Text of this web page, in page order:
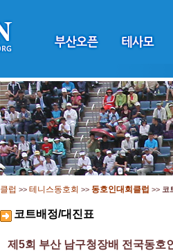
클럽 >> 테니스동호회 >> 동호인대회클럽 >> 코
코트배정/대진표
제5회 부산 남구청장배 전국동호